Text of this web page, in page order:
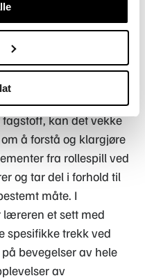
affektive
til deres
natur.
kan det vekke
å forstå og klargjøre
fra rollespill ved
og tar del i forhold til
måte. I
læreren et sett med
spesifikke trekk ved
bevegelser av hele
av